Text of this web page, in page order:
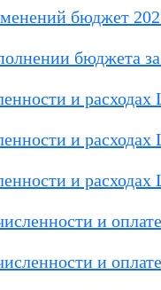
бюджет
бюджета
и
и
и
и
и